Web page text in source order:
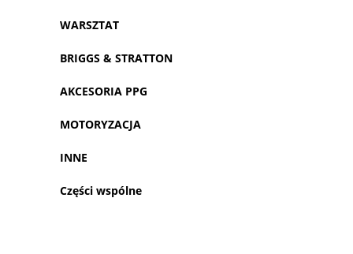
WARSZTAT
BRIGGS & STRATTON
AKCESORIA PPG
MOTORYZACJA
INNE
Części wspólne